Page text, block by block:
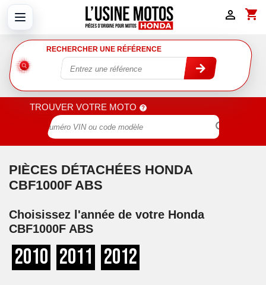
shopping_cart

RECHERCHER UNE RÉFÉRENCE
TROUVER VOTRE MOTO

PIÈCES DÉTACHÉES HONDA
CBF1000F ABS
Choisissez l'année de votre Honda
CBF1000F ABS
2010 2011 2012